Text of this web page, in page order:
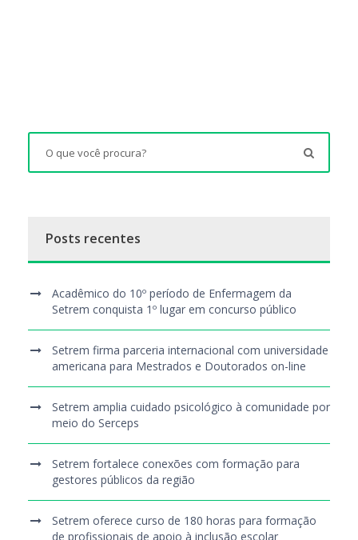
Posts recentes
Acadêmico do 10º período de Enfermagem da
Setrem conquista 1º lugar em concurso público
Setrem firma parceria internacional com universidade
americana para Mestrados e Doutorados on-line
Setrem amplia cuidado psicológico à comunidade por
meio do Serceps
Setrem fortalece conexões com formação para
gestores públicos da região
Setrem oferece curso de 180 horas para formação
de profissionais de apoio à inclusão escolar